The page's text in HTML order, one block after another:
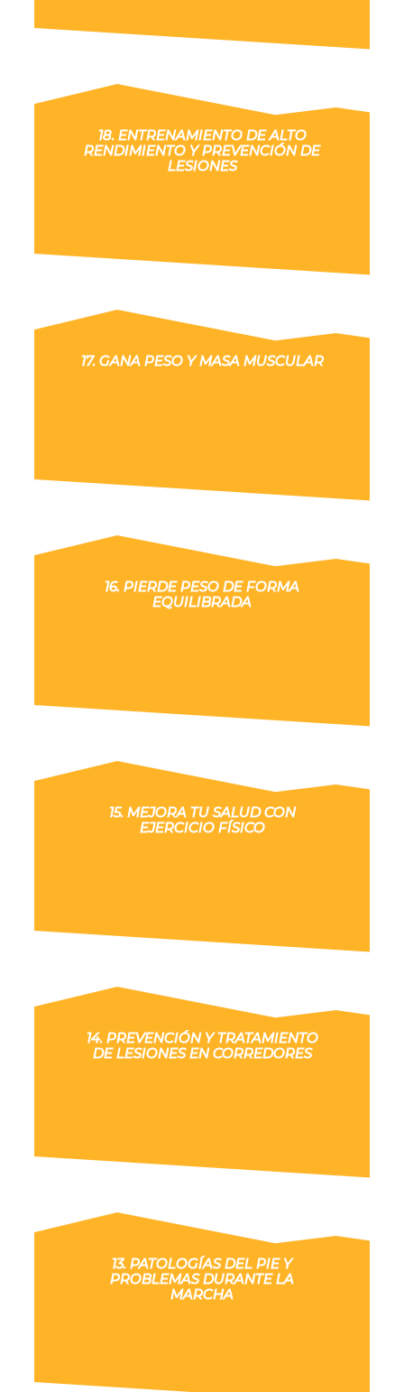
18. ENTRENAMIENTO DE ALTO
RENDIMIENTO Y PREVENCIÓN DE
LESIONES
17. GANA PESO Y MASA MUSCULAR
16. PIERDE PESO DE FORMA
EQUILIBRADA
15. MEJORA TU SALUD CON
EJERCICIO FÍSICO
14. PREVENCIÓN Y TRATAMIENTO
DE LESIONES EN CORREDORES
13. PATOLOGÍAS DEL PIE Y
PROBLEMAS DURANTE LA
MARCHA